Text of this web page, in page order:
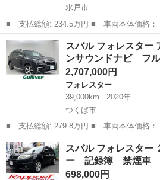
水戸市
■ 支払総額: 234.5万円 ■ 車両本体価格： 2,220,000 円 ■ メーカ
ー名： スバル ■ 車種名： フォレスタ
ｖａｎｃｅ アイサイト ＥＴＣ パワー
200...
茨城 水戸市
スバル フォレスタ
ンサウンドナビ フ
2,707,000円
フォレスター
39,000km
2020年
つくば市
■ 支払総額: 279.8万円 ■ 車両本体価格： 2,707,000 円 ■ メーカ
ー名： スバル ■ 車種名： フォレスタ
バンス ダイヤトーンサウンドナビ フル
バルリヤ...
茨城 つくば市
スバル フォレスタ
ー 記録簿 禁煙
698,000円